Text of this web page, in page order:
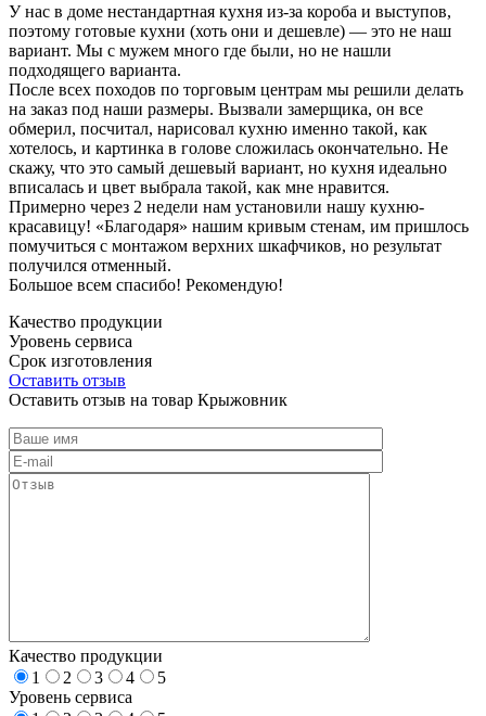
У нас в доме нестандартная кухня из-за короба и выступов,
поэтому готовые кухни (хоть они и дешевле) — это не наш
вариант. Мы с мужем много где были, но не нашли
подходящего варианта.
После всех походов по торговым центрам мы решили делать
на заказ под наши размеры. Вызвали замерщика, он все
обмерил, посчитал, нарисовал кухню именно такой, как
хотелось, и картинка в голове сложилась окончательно. Не
скажу, что это самый дешевый вариант, но кухня идеально
вписалась и цвет выбрала такой, как мне нравится.
Примерно через 2 недели нам установили нашу кухню-
красавицу! «Благодаря» нашим кривым стенам, им пришлось
помучиться с монтажом верхних шкафчиков, но результат
получился отменный.
Большое всем спасибо! Рекомендую!
Качество продукции
Уровень сервиса
Срок изготовления
Оставить отзыв
Оставить отзыв на товар Крыжовник
Качество продукции
1
2 3 4
5
Уровень сервиса